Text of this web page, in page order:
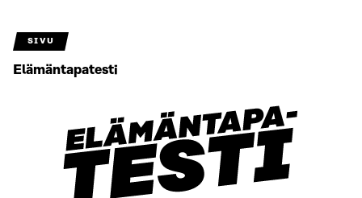
SIVU
Elämäntapatesti